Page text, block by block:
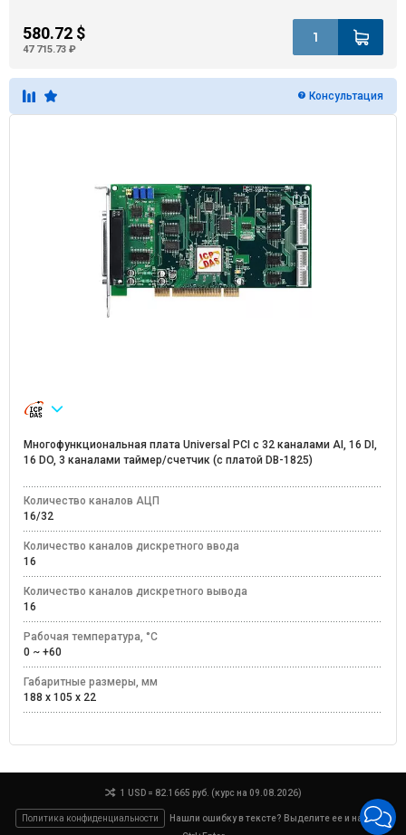
580.72 $
47 715.73 ₽
Консультация
Многофункциональная плата Universal PCI с 32 каналами AI, 16 DI,
16 DO, 3 каналами таймер/счетчик (с платой DB-1825)
Количество каналов АЦП
16/32
Количество каналов дискретного ввода
16
Количество каналов дискретного вывода
16
Рабочая температура, °C
0 ~ +60
Габаритные размеры, мм
188 x 105 x 22
1 USD = 82.1665 руб. (курс на 09.08.2026)
Политика конфиденциальности
Нашли ошибку в тексте? Выделите ее и нажмите